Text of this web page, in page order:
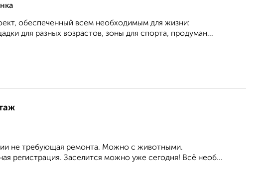
обеспеченный всем необходимым для жизни:
для разных возрастов, зоны для спорта, продуман...
не требующая ремонта. Можно с животными.
регистрация. Заселится можно уже сегодня! Всё необ...